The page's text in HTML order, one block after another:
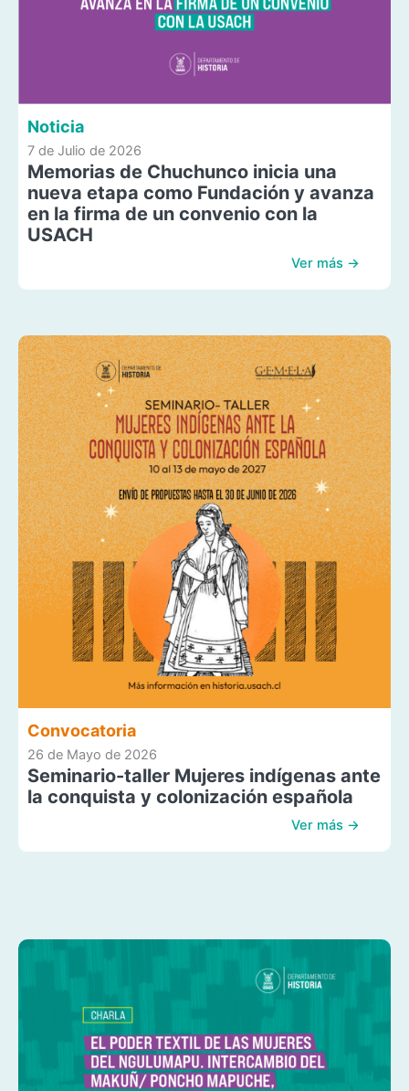
Noticia
7 de Julio de 2026
Memorias de Chuchunco inicia una
nueva etapa como Fundación y avanza
en la firma de un convenio con la
USACH
Ver más →
Convocatoria
26 de Mayo de 2026
Seminario-taller Mujeres indígenas ante
la conquista y colonización española
Ver más →